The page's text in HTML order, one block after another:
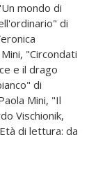
mondo di
di
"Circondati
e il drago
di
Mini, "Il
Vischionik,
di lettura: da